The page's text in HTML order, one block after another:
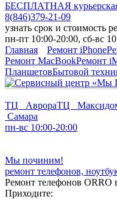
БЕСПЛАТНАЯ курьерская
8(846)379-21-09
узнать срок и стоимость
пн-пт 10:00-20:00, сб-вс
Главная
Ремонт iPhone
Ремонт MacBookРемонт
ПланшетовБытовой
ТЦ АврораТЦ
Самара
пн-вс 10:00-20:00
Мы починим!
ремонт телефонов,
Ремонт телефонов ORRO
Приходите: